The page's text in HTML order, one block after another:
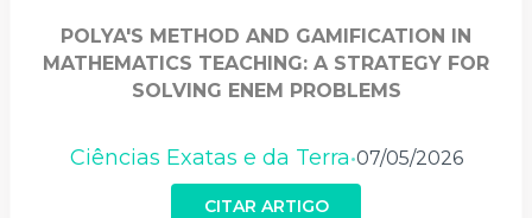
POLYA'S METHOD AND GAMIFICATION IN
MATHEMATICS TEACHING: A STRATEGY FOR
SOLVING ENEM PROBLEMS
Ciências Exatas e da Terra •07/05/2026
CITAR ARTIGO